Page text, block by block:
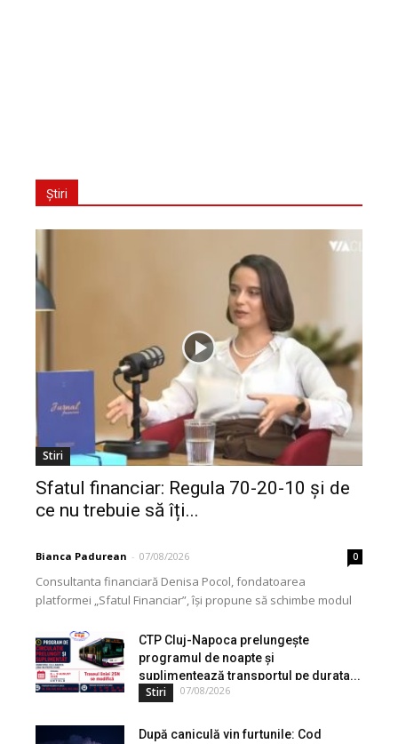
Știri
Stiri
Sfatul financiar: Regula 70-20-10 și de
ce nu trebuie să îți...
Bianca Padurean - 07/08/2026 0
Consultanta financiară Denisa Pocol, fondatoarea
platformei „Sfatul Financiar”, își propune să schimbe modul
de peste...
CTP Cluj-Napoca prelungește
programul de noapte și
suplimentează transportul pe durata...
Stiri 07/08/2026
După caniculă vin furtunile: Cod